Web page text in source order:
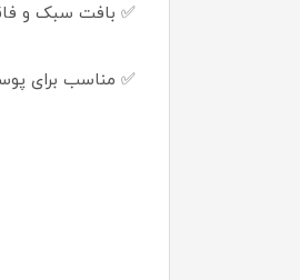
✅ بافت سبک و
✅ مناسب برای